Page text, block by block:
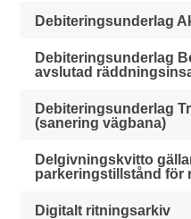
Debiteringsunderlag
Debiteringsunderlag
avslutad
Debiteringsunderlag
(sanering vägbana)
Delgivningskvitto
parkeringstillstånd för
Digitalt ritningsarkiv